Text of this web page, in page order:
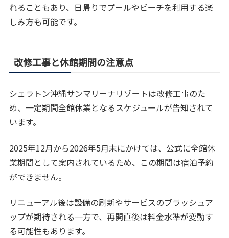
れることもあり、日帰りでプールやビーチを利用する楽
しみ方も可能です。
改修工事と休館期間の注意点
シェラトン沖縄サンマリーナリゾートは改修工事のた
め、一定期間全館休業となるスケジュールが告知されて
います。
2025年12月から2026年5月末にかけては、公式に全館休
業期間として案内されているため、この期間は宿泊予約
ができません。
リニューアル後は設備の刷新やサービスのブラッシュア
ップが期待される一方で、再開直後は料金水準が変動す
る可能性もあります。